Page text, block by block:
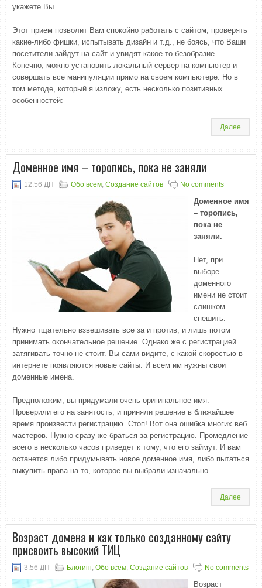
укажете Вы.
Этот прием позволит Вам спокойно работать с сайтом, проверять
какие-либо фишки, испытывать дизайн и т.д., не боясь, что Ваши
посетители зайдут на сайт и увидят какое-то безобразие.
Конечно, можно установить локальный сервер на компьютер и
совершать все манипуляции прямо на своем компьютере. Но в
том методе, который я изложу, есть несколько позитивных
особенностей:
Далее
Доменное имя – торопись, пока не заняли
12:56 ДП Обо всем, Создание сайтов No comments
Доменное имя
– торопись,
пока не
заняли.
Нет, при
выборе
доменного
имени не стоит
слишком
спешить.
Нужно тщательно взвешивать все за и против, и лишь потом
принимать окончательное решение. Однако же с регистрацией
затягивать точно не стоит. Вы сами видите, с какой скоростью в
интернете появляются новые сайты. И всем им нужны свои
доменные имена.
Предположим, вы придумали очень оригинальное имя.
Проверили его на занятость, и приняли решение в ближайшее
время произвести регистрацию. Стоп! Вот она ошибка многих веб
мастеров. Нужно сразу же браться за регистрацию. Промедление
всего в несколько часов приведет к тому, что его займут. И вам
останется либо придумывать новое доменное имя, либо пытаться
выкупить права на то, которое вы выбрали изначально.
Далее
Возраст домена и как только созданному сайту
присвоить высокий ТИЦ
3:56 ДП Блогинг, Обо всем, Создание сайтов No comments
Возраст